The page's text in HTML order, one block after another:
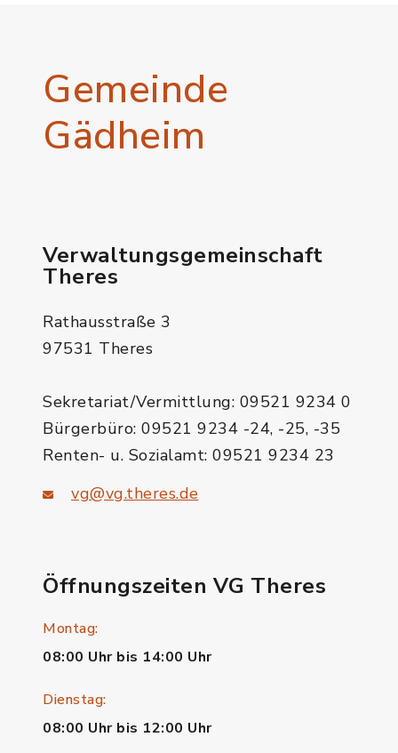
Gemeinde
Gädheim
Verwaltungsgemeinschaft
Theres
Rathausstraße 3
97531 Theres
Sekretariat/Vermittlung: 09521 9234 0
Bürgerbüro: 09521 9234 -24, -25, -35
Renten- u. Sozialamt: 09521 9234 23
vg@vg.theres.de
Öffnungszeiten VG Theres
Montag:
08:00 Uhr bis 14:00 Uhr
Dienstag:
08:00 Uhr bis 12:00 Uhr